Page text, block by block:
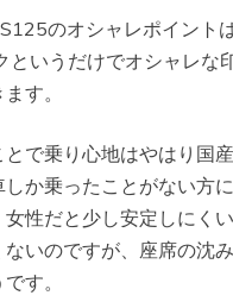
のオシャレポイント
というだけでオシャレ
す。
で乗り心地はやはり国
か乗ったことがない方
性だと少し安定しにくい
いのですが、座席の沈
す。